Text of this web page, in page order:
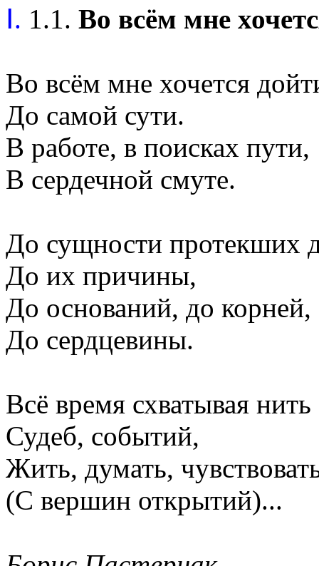
Ⅰ. 1.1. Во всём мне
Во всём мне хочется
До самой сути.
В работе, в поисках пути,
В сердечной смуте.
До сущности протекших
До их причины,
До оснований, до корней,
До сердцевины.
Всё время схватывая нить
Судеб, событий,
Жить, думать,
(С вершин открытий)...